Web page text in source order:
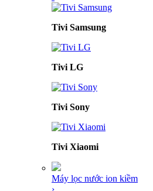
Tivi Samsung
Tivi LG
Tivi Sony
Tivi Xiaomi
Máy lọc nước ion kiềm
›